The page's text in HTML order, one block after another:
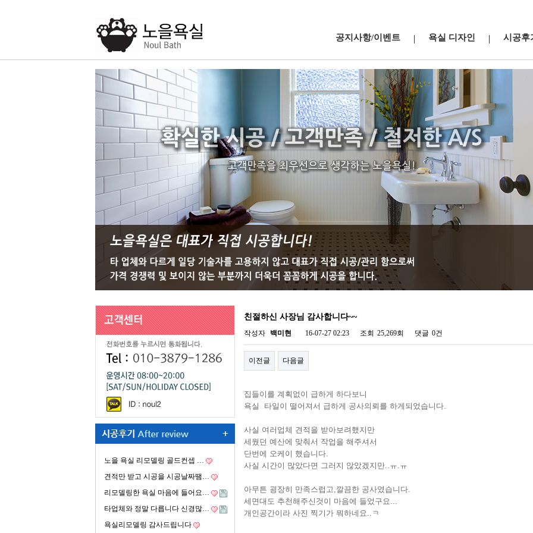
공지사항/이벤트 욕실 디자인 시공후
노을 욕실 리모델링 골드컨셉 …
견적만 받고 시공을 시공날짜땜…
리모델링한 욕실 마음에 들어요…
타업체와 정말 다릅니다 신경많…
욕실리모델링 감사드립니다
친절하신 사장님 감사합니다~~
작성자 백미현 16-07-27 02:23 조회 25,269회 댓글 0건
이전글 다음글
집들이를 계획없이 급하게 하다보니
욕실 타일이 떨어져서 급하게 공사의뢰를 하게되었습니다.
사실 여러업체 견적을 받아보려했지만
세웠던 예산에 맞춰서 작업을 해주셔서
단번에 오케이 했습니다.
사실 시간이 많았다면 그러지 않았겠지만..ㅠ.ㅠ
아무튼 굉장히 만족스럽고,깔끔한 공사였습니다.
세면대도 추천해주신것이 마음에 들었구요...
개인공간이라 사진 찍기가 뭐하네요..ㅋ